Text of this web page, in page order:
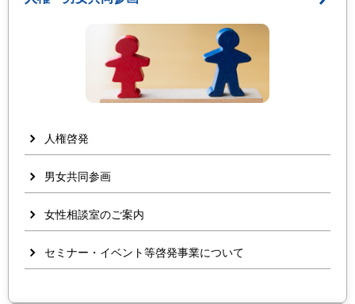
人権啓発
男女共同参画
女性相談室のご案内
セミナー・イベント等啓発事業について